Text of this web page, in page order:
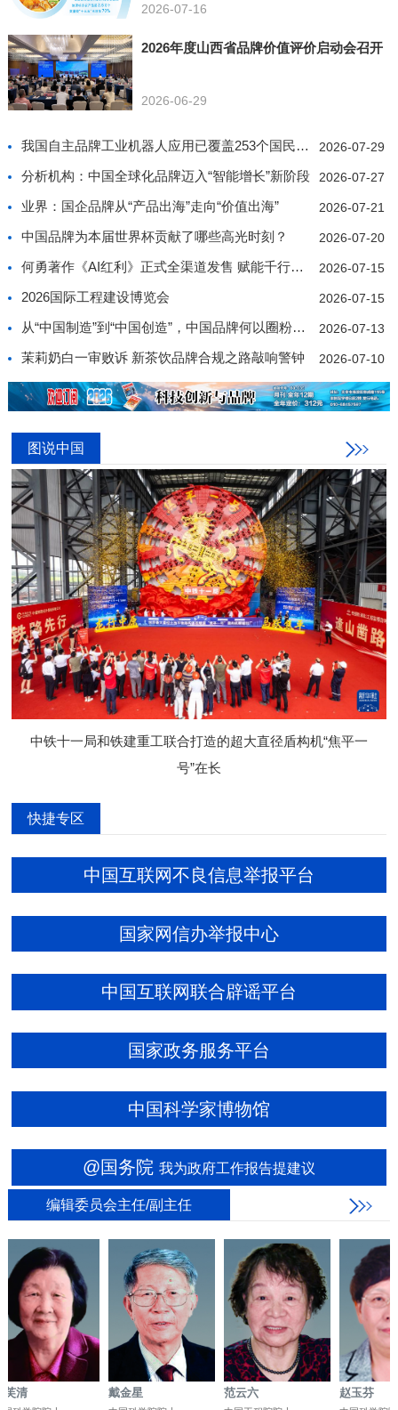
2026-07-16
2026年度山西省品牌价值评价启动会召开
2026-06-29
我国自主品牌工业机器人应用已覆盖253个国民经济行业 2026-07-29
分析机构：中国全球化品牌迈入“智能增长”新阶段 2026-07-27
业界：国企品牌从“产品出海”走向“价值出海” 2026-07-21
中国品牌为本届世界杯贡献了哪些高光时刻？ 2026-07-20
何勇著作《AI红利》正式全渠道发售 赋能千行百业价值 2026-07-15
2026国际工程建设博览会 2026-07-15
从“中国制造”到“中国创造”，中国品牌何以圈粉世界 2026-07-13
茉莉奶白一审败诉 新茶饮品牌合规之路敲响警钟 2026-07-10
图说中国
中铁十一局和铁建重工联合打造的超大直径盾构机“焦平一
号”在长
快捷专区
中国互联网不良信息举报平台
国家网信办举报中心
中国互联网联合辟谣平台
国家政务服务平台
中国科学家博物馆
@国务院我为政府工作报告提建议
编辑委员会主任/副主任
戴金星 范云六 赵玉芬